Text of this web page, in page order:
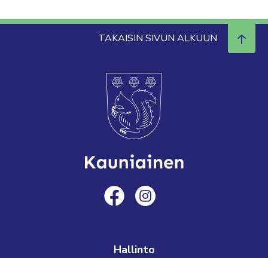
TAKAISIN SIVUN ALKUUN
Hallinto